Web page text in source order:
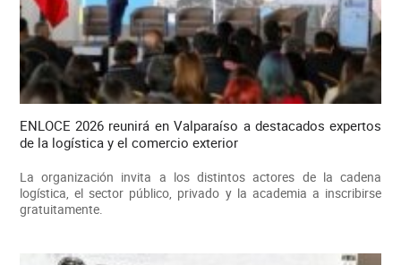
ENLOCE 2026 reunirá en Valparaíso a destacados expertos
de la logística y el comercio exterior
La organización invita a los distintos actores de la cadena
logística, el sector público, privado y la academia a inscribirse
gratuitamente.